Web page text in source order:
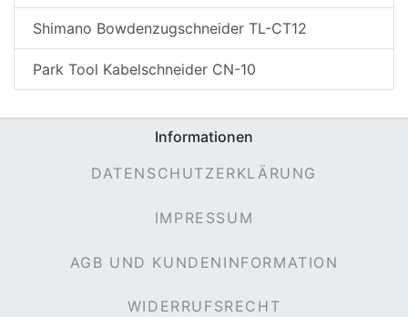
Shimano Bowdenzugschneider TL-CT12
Park Tool Kabelschneider CN-10
Informationen
DATENSCHUTZERKLÄRUNG
IMPRESSUM
AGB UND KUNDENINFORMATION
WIDERRUFSRECHT